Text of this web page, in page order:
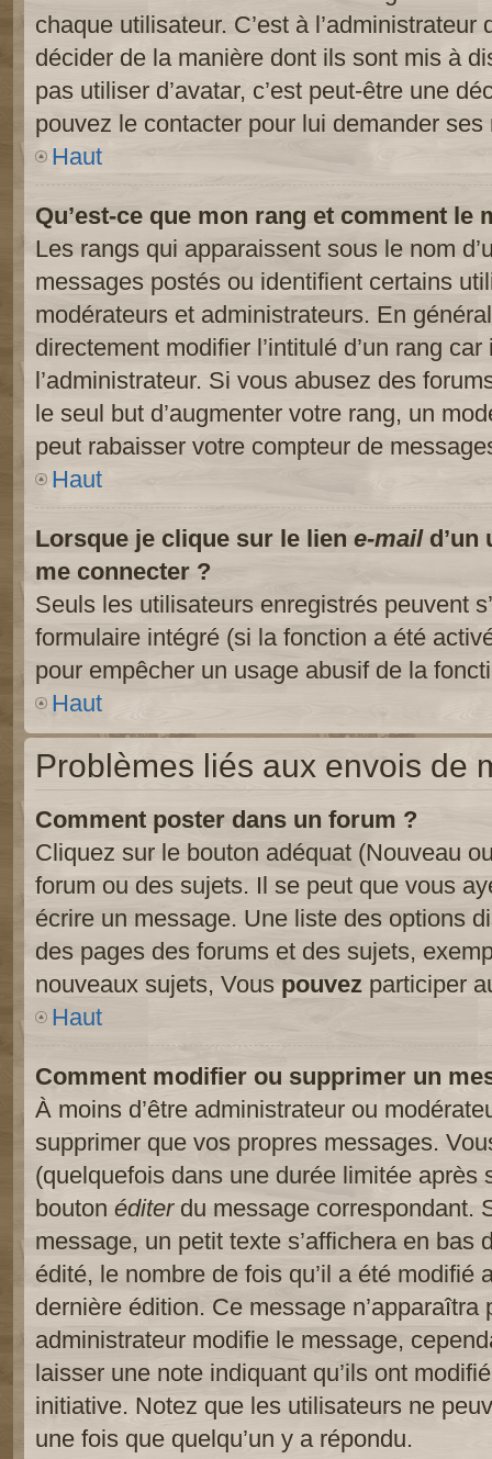
chaque utilisateur. C’est à l’administrateur
décider de la manière dont ils sont mis à
pas utiliser d’avatar, c’est peut-être une
pouvez le contacter pour lui demander ses
Haut
Qu’est-ce que mon rang et comment le
Les rangs qui apparaissent sous le nom
messages postés ou identifient certains
modérateurs et administrateurs. En
directement modifier l’intitulé d’un rang
l’administrateur. Si vous abusez des
le seul but d’augmenter votre rang, un
peut rabaisser votre compteur de
Haut
Lorsque je clique sur le lien e-maild’un
me connecter ?
Seuls les utilisateurs enregistrés peuvent
formulaire intégré (si la fonction a été
pour empêcher un usage abusif de la
Haut
Problèmes liés aux envois de
Comment poster dans un forum ?
Cliquez sur le bouton adéquat (Nouveau
forum ou des sujets. Il se peut que vous
écrire un message. Une liste des options
des pages des forums et des sujets,
nouveaux sujets, Vous pouvez participer
Haut
Comment modifier ou supprimer un
À moins d’être administrateur ou
supprimer que vos propres messages.
(quelquefois dans une durée limitée après
bouton éditerdu message correspondant.
message, un petit texte s’affichera en bas
édité, le nombre de fois qu’il a été modifié
dernière édition. Ce message
administrateur modifie le message,
laisser une note indiquant qu’ils ont
initiative. Notez que les utilisateurs ne
une fois que quelqu’un y a répondu.